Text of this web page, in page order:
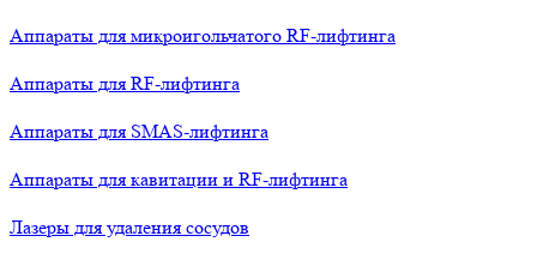
Аппараты для микроигольчатого RF-лифтинга
Аппараты для RF-лифтинга
Аппараты для SMAS-лифтинга
Аппараты для кавитации и RF-лифтинга
Лазеры для удаления сосудов